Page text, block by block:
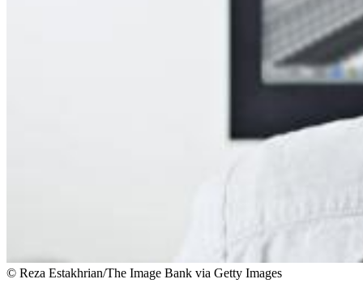
© Reza Estakhrian/The Image Bank via Getty Images